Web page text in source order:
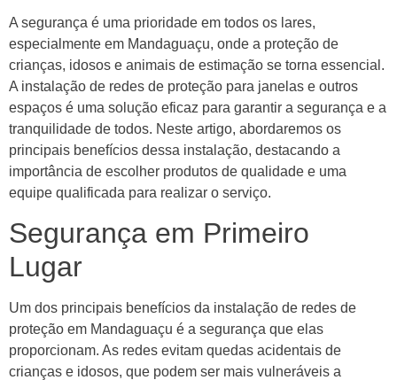
A segurança é uma prioridade em todos os lares,
especialmente em Mandaguaçu, onde a proteção de
crianças, idosos e animais de estimação se torna essencial.
A instalação de redes de proteção para janelas e outros
espaços é uma solução eficaz para garantir a segurança e a
tranquilidade de todos. Neste artigo, abordaremos os
principais benefícios dessa instalação, destacando a
importância de escolher produtos de qualidade e uma
equipe qualificada para realizar o serviço.
Segurança em Primeiro
Lugar
Um dos principais benefícios da instalação de redes de
proteção em Mandaguaçu é a segurança que elas
proporcionam. As redes evitam quedas acidentais de
crianças e idosos, que podem ser mais vulneráveis a